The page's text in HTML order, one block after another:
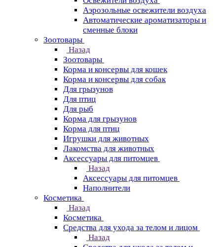
Аэрозольные освежители воздуха
Автоматические ароматизаторы и
сменные блоки
Зоотовары
Назад
Зоотовары
Корма и консервы для кошек
Корма и консервы для собак
Для грызунов
Для птиц
Для рыб
Корма для грызунов
Корма для птиц
Игрушки для животных
Лакомства для животных
Аксессуары для питомцев
Назад
Аксессуары для питомцев
Наполнители
Косметика
Назад
Косметика
Средства для ухода за телом и лицом
Назад